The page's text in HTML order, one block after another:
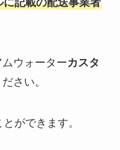
に記載の配送事業者
ウォーターカスタ
さい。
ができます。